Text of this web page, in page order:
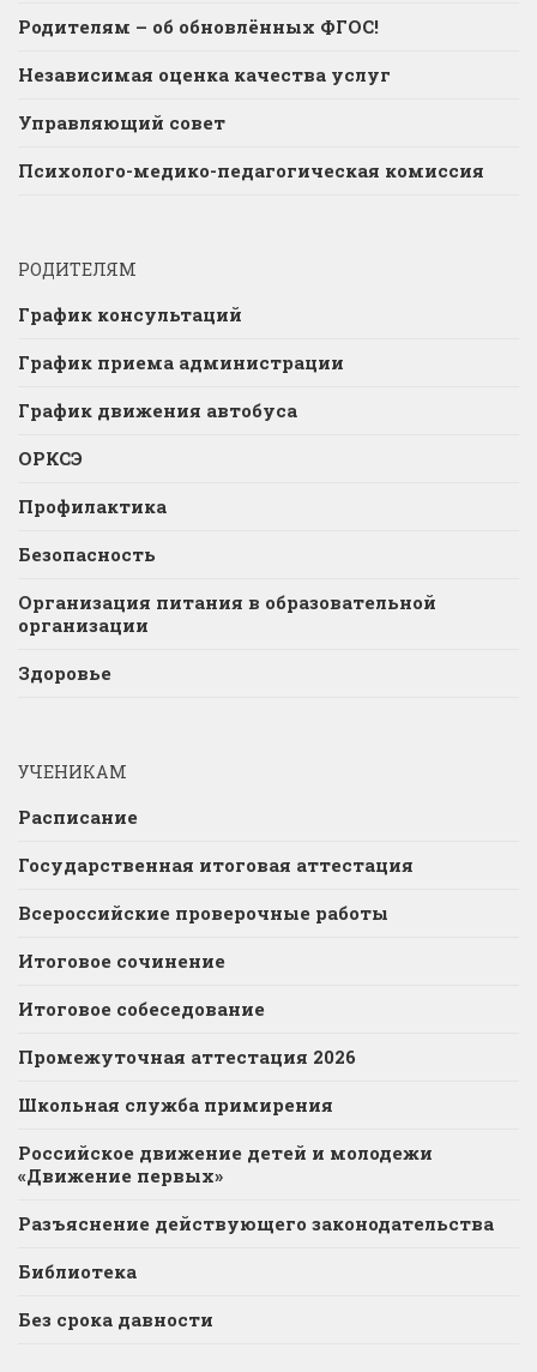
Родителям – об обновлённых ФГОС!
Независимая оценка качества услуг
Управляющий совет
Психолого-медико-педагогическая комиссия
РОДИТЕЛЯМ
График консультаций
График приема администрации
График движения автобуса
ОРКСЭ
Профилактика
Безопасность
Организация питания в образовательной
организации
Здоровье
УЧЕНИКАМ
Расписание
Государственная итоговая аттестация
Всероссийские проверочные работы
Итоговое сочинение
Итоговое собеседование
Промежуточная аттестация 2026
Школьная служба примирения
Российское движение детей и молодежи
«Движение первых»
Разъяснение действующего законодательства
Библиотека
Без срока давности